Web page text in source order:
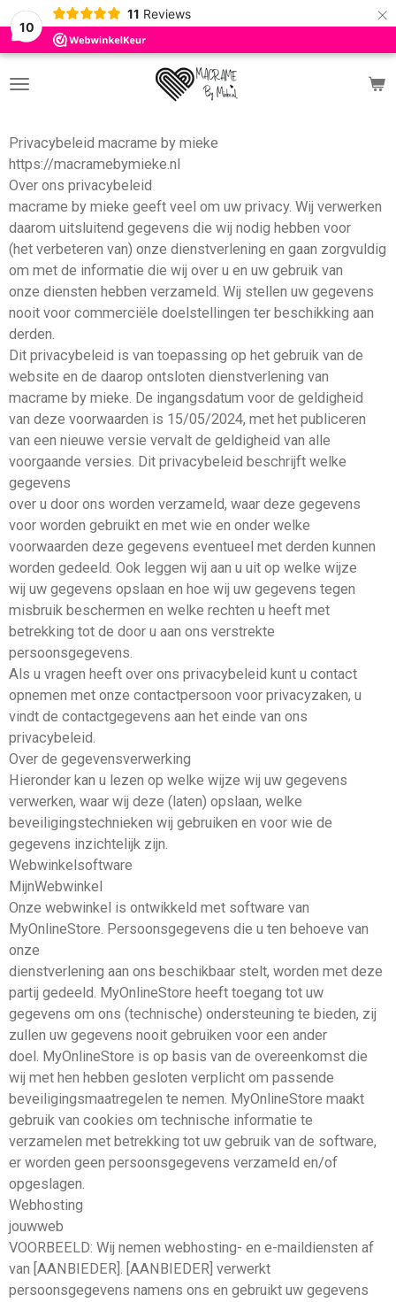
10
11 Reviews ×
Privacybeleid macrame by mieke
https://macramebymieke.nl
Over ons privacybeleid
macrame by mieke geeft veel om uw privacy. Wij verwerken
daarom uitsluitend gegevens die wij nodig hebben voor
(het verbeteren van) onze dienstverlening en gaan zorgvuldig
om met de informatie die wij over u en uw gebruik van
onze diensten hebben verzameld. Wij stellen uw gegevens
nooit voor commerciële doelstellingen ter beschikking aan
derden.
Dit privacybeleid is van toepassing op het gebruik van de
website en de daarop ontsloten dienstverlening van
macrame by mieke. De ingangsdatum voor de geldigheid
van deze voorwaarden is 15/05/2024, met het publiceren
van een nieuwe versie vervalt de geldigheid van alle
voorgaande versies. Dit privacybeleid beschrijft welke
gegevens
over u door ons worden verzameld, waar deze gegevens
voor worden gebruikt en met wie en onder welke
voorwaarden deze gegevens eventueel met derden kunnen
worden gedeeld. Ook leggen wij aan u uit op welke wijze
wij uw gegevens opslaan en hoe wij uw gegevens tegen
misbruik beschermen en welke rechten u heeft met
betrekking tot de door u aan ons verstrekte
persoonsgegevens.
Als u vragen heeft over ons privacybeleid kunt u contact
opnemen met onze contactpersoon voor privacyzaken, u
vindt de contactgegevens aan het einde van ons
privacybeleid.
Over de gegevensverwerking
Hieronder kan u lezen op welke wijze wij uw gegevens
verwerken, waar wij deze (laten) opslaan, welke
beveiligingstechnieken wij gebruiken en voor wie de
gegevens inzichtelijk zijn.
Webwinkelsoftware
MijnWebwinkel
Onze webwinkel is ontwikkeld met software van
MyOnlineStore. Persoonsgegevens die u ten behoeve van
onze
dienstverlening aan ons beschikbaar stelt, worden met deze
partij gedeeld. MyOnlineStore heeft toegang tot uw
gegevens om ons (technische) ondersteuning te bieden, zij
zullen uw gegevens nooit gebruiken voor een ander
doel. MyOnlineStore is op basis van de overeenkomst die
wij met hen hebben gesloten verplicht om passende
beveiligingsmaatregelen te nemen. MyOnlineStore maakt
gebruik van cookies om technische informatie te
verzamelen met betrekking tot uw gebruik van de software,
er worden geen persoonsgegevens verzameld en/of
opgeslagen.
Webhosting
jouwweb
VOORBEELD: Wij nemen webhosting- en e-maildiensten af
van [AANBIEDER]. [AANBIEDER] verwerkt
persoonsgegevens namens ons en gebruikt uw gegevens